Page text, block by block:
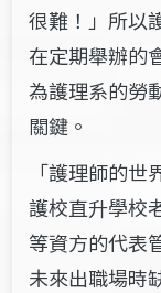
很難！」所以
在定期舉辦的
為護理系的勞
關鍵。
「護理師的
護校直升學校
等資方的代表
未來出職場時